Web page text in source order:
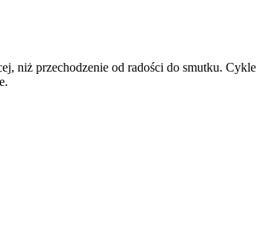
niż przechodzenie od radości do smutku. Cykle